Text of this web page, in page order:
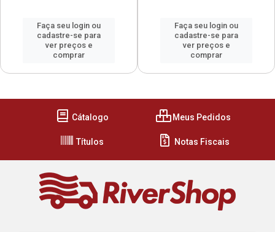
Faça seu login ou
cadastre-se para
ver preços e
comprar
Faça seu login ou
cadastre-se para
ver preços e
comprar
Cátalogo Meus Pedidos
Títulos Notas Fiscais